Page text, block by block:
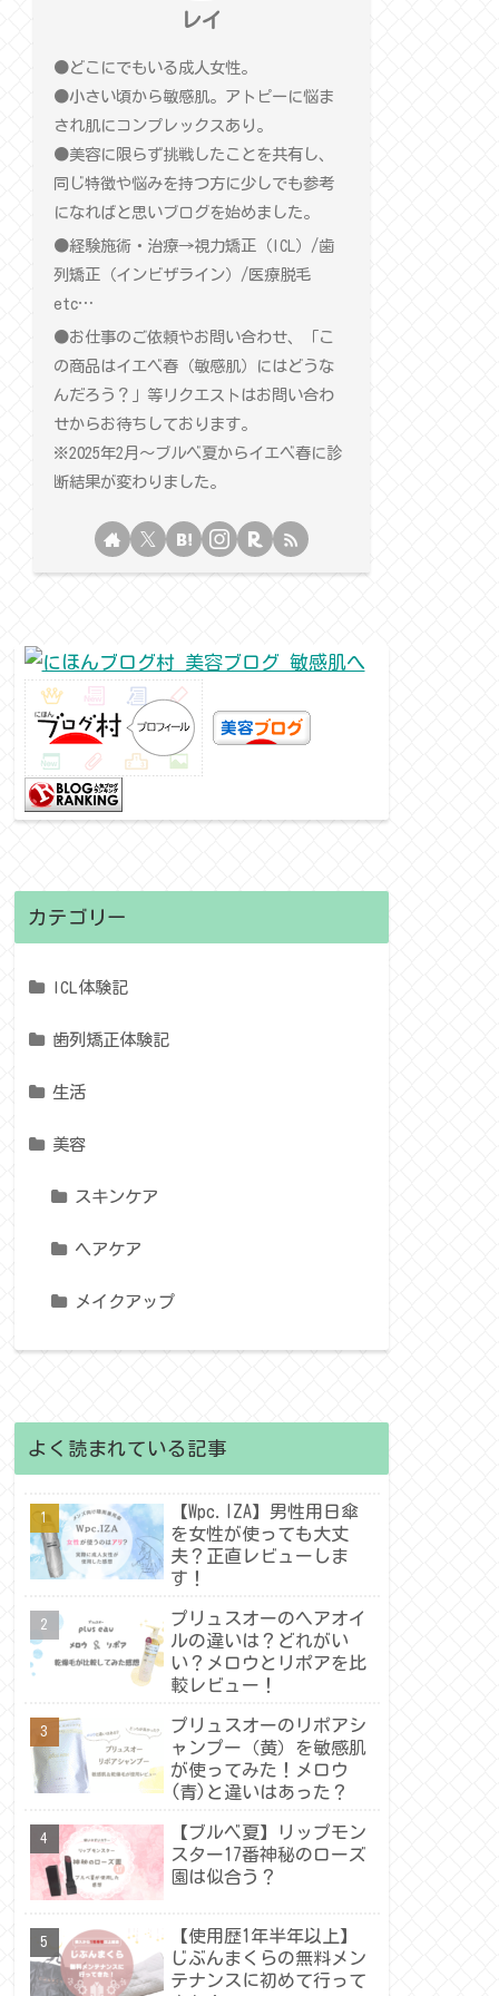
レイ
●どこにでもいる成人女性。
●小さい頃から敏感肌。アトピーに悩ま
され肌にコンプレックスあり。
●美容に限らず挑戦したことを共有し、
同じ特徴や悩みを持つ方に少しでも参考
になればと思いブログを始めました。
●経験施術・治療→視力矯正（ICL）/歯
列矯正（インビザライン）/医療脱毛
etc…
●お仕事のご依頼やお問い合わせ、「こ
の商品はイエベ春（敏感肌）にはどうな
んだろう？」等リクエストはお問い合わ
せからお待ちしております。
※2025年2月〜ブルベ夏からイエベ春に診
断結果が変わりました。
カテゴリー
ICL体験記
歯列矯正体験記
生活
美容
スキンケア
ヘアケア
メイクアップ
よく読まれている記事
【Wpc.IZA】男性用日傘
を女性が使っても大丈
夫？正直レビューしま
す！
プリュスオーのヘアオイ
ルの違いは？どれがい
い？メロウとリポアを比
較レビュー！
プリュスオーのリポアシ
ャンプー（黄）を敏感肌
が使ってみた！メロウ
(青)と違いはあった？
【ブルベ夏】リップモン
スター17番神秘のローズ
園は似合う？
【使用歴1年半年以上】
じぶんまくらの無料メン
テナンスに初めて行って